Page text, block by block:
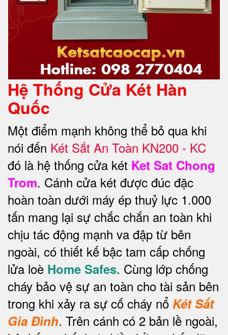
Hệ Thống Cửa Két Hàn
Quốc
Một điểm mạnh không thể bỏ qua khi
nói đến Két Sắt An Toàn KN200 - KC
đó là hệ thống cửa két Ket Sat Chong
Trom. Cánh cửa két được đúc đặc
hoàn toàn dưới máy ép thuỷ lực 1.000
tấn mang lại sự chắc chắn an toàn khi
chịu tác động mạnh va đập từ bên
ngoài, có thiết kế bậc tam cấp chống
lửa loè Home Safes. Cùng lớp chống
cháy bảo vệ sự an toàn cho tài sản bên
trong khi xảy ra sự cố cháy nổ Két Sắt
Gia Đình. Trên cánh có 2 bản lề ngoài,